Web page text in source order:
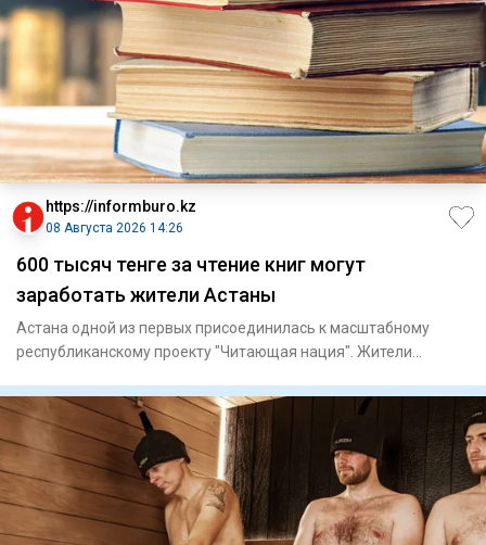
https://informburo.kz
08 Августа 2026 14:26
600 тысяч тенге за чтение книг могут
заработать жители Астаны
Астана одной из первых присоединилась к масштабному
республиканскому проекту "Читающая нация". Жители